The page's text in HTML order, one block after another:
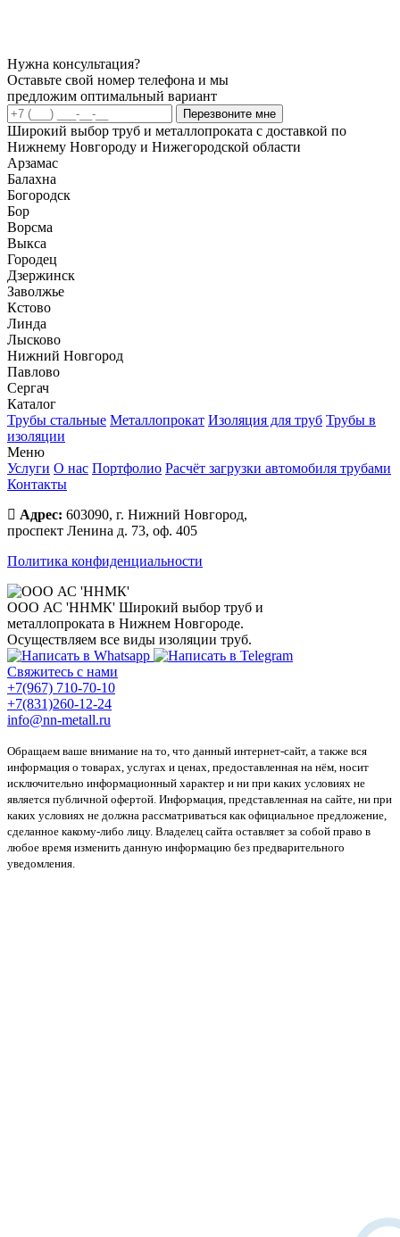
Нужна консультация?
Оставьте свой номер телефона и мы
предложим оптимальный вариант
Перезвоните мне
Широкий выбор труб и металлопроката с доставкой по
Нижнему Новгороду и Нижегородской области
Арзамас
Балахна
Богородск
Бор
Ворсма
Выкса
Городец
Дзержинск
Заволжье
Кстово
Линда
Лысково
Нижний Новгород
Павлово
Сергач
Каталог
Трубы стальные Металлопрокат Изоляция для труб Трубы в
изоляции
Меню
Услуги О нас Портфолио Расчёт загрузки автомобиля трубами
Контакты
Адрес: 603090, г. Нижний Новгород,
проспект Ленина д. 73, оф. 405
Политика конфиденциальности
ООО АС 'ННМК' Широкий выбор труб и
металлопроката в Нижнем Новгороде.
Осуществляем все виды изоляции труб.
Свяжитесь с нами
+7(967) 710-70-10
+7(831)260-12-24
info@nn-metall.ru
Обращаем ваше внимание на то, что данный интернет-сайт, а также вся
информация о товарах, услугах и ценах, предоставленная на нём, носит
исключительно информационный характер и ни при каких условиях не
является публичной офертой. Информация, представленная на сайте, ни при
каких условиях не должна рассматриваться как официальное предложение,
сделанное какому-либо лицу. Владелец сайта оставляет за собой право в
любое время изменить данную информацию без предварительного
уведомления.